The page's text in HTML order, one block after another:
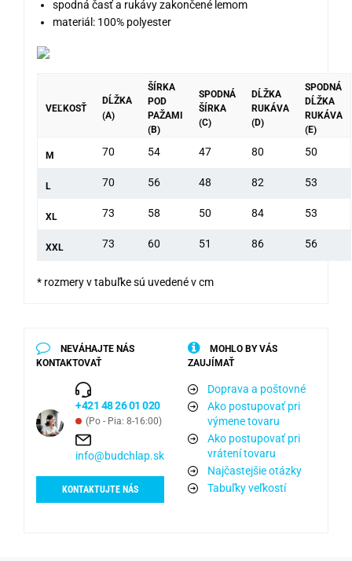
spodná časť a rukávy zakončené lemom
materiál: 100% polyester
VEĽKOSŤ
DĹŽKA
(A)
ŠÍRKA
POD
PAŽAMI
(B)
SPODNÁ
ŠÍRKA
(C)
DĹŽKA
RUKÁVA
(D)
SPODNÁ
DĹŽKA
RUKÁVA
(E)
M 70 54 47 80 50
L 70 56 48 82 53
XL 73 58 50 84 53
XXL 73 60 51 86 56
* rozmery v tabuľke sú uvedené v cm
NEVÁHAJTE NÁS
KONTAKTOVAŤ
+421 48 26 01 020
(Po - Pia: 8-16:00)
info@budchlap.sk
KONTAKTUJTE NÁS
MOHLO BY VÁS
ZAUJÍMAŤ
Doprava a poštovné
Ako postupovať pri
výmene tovaru
Ako postupovať pri
vrátení tovaru
Najčastejšie otázky
Tabuľky veľkostí